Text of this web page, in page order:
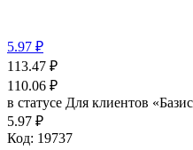
5.97 ₽
113.47 ₽
110.06 ₽
в статусе Для клиентов
5.97 ₽
Код: 19737